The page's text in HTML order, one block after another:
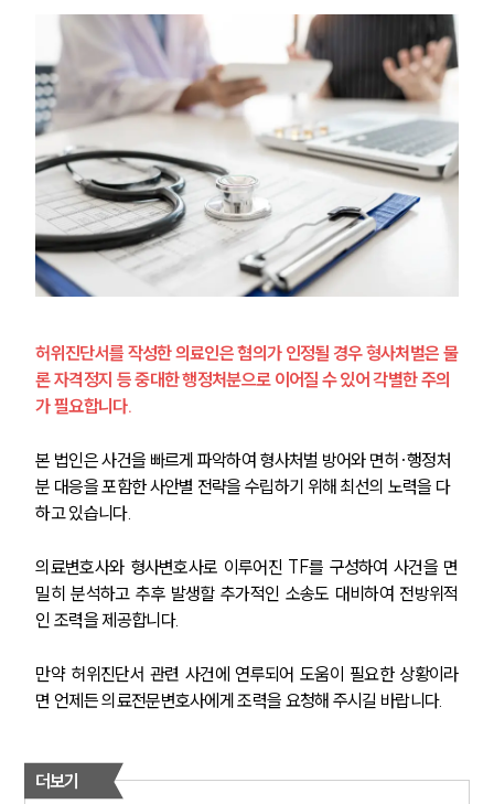
허위진단서를 작성한 의료인은 혐의가 인정될 경우 형사처벌은 물
론 자격정지 등 중대한 행정처분으로 이어질 수 있어 각별한 주의
가 필요합니다.
본 법인은 사건을 빠르게 파악하여 형사처벌 방어와 면허·행정처
분 대응을 포함한 사안별 전략을 수립하기 위해 최선의 노력을 다
하고 있습니다.
의료변호사와 형사변호사로 이루어진 TF를 구성하여 사건을 면
밀히 분석하고 추후 발생할 추가적인 소송도 대비하여 전방위적
인 조력을 제공합니다.
만약 허위진단서 관련 사건에 연루되어 도움이 필요한 상황이라
면 언제든 의료전문변호사에게 조력을 요청해 주시길 바랍니다.
더보기